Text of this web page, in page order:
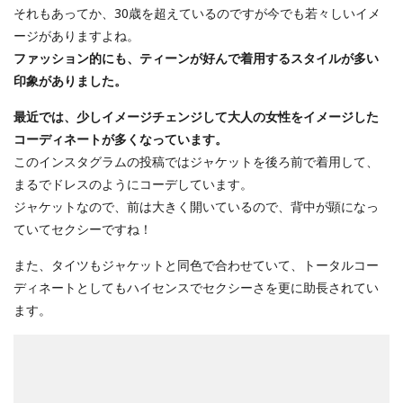
それもあってか、30歳を超えているのですが今でも若々しいイメ
ージがありますよね。
ファッション的にも、ティーンが好んで着用するスタイルが多い
印象がありました。
最近では、少しイメージチェンジして大人の女性をイメージした
コーディネートが多くなっています。
このインスタグラムの投稿ではジャケットを後ろ前で着用して、
まるでドレスのようにコーデしています。
ジャケットなので、前は大きく開いているので、背中が顕になっ
ていてセクシーですね！
また、タイツもジャケットと同色で合わせていて、トータルコー
ディネートとしてもハイセンスでセクシーさを更に助長されてい
ます。